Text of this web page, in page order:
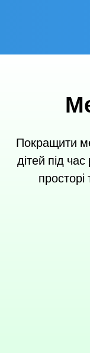
Покращити
дітей під